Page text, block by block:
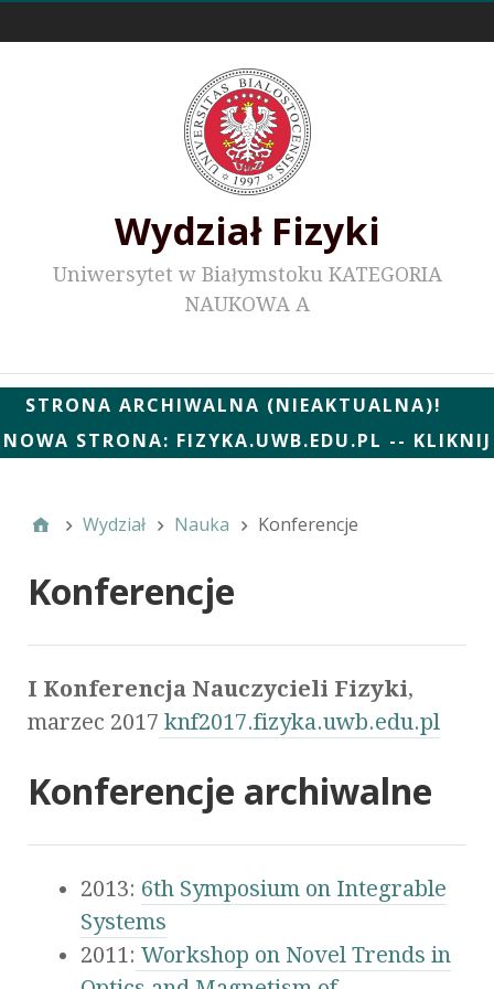
Wydział Fizyki
Uniwersytet w Białymstoku KATEGORIA
NAUKOWA A
STRONA ARCHIWALNA (NIEAKTUALNA)!
NOWA STRONA: FIZYKA.UWB.EDU.PL -- KLIKNIJ
Wydział Nauka Konferencje
Konferencje
I Konferencja Nauczycieli Fizyki,
marzec 2017 knf2017.fizyka.uwb.edu.pl
Konferencje archiwalne
2013: 6th Symposium on Integrable
Systems
2011: Workshop on Novel Trends in